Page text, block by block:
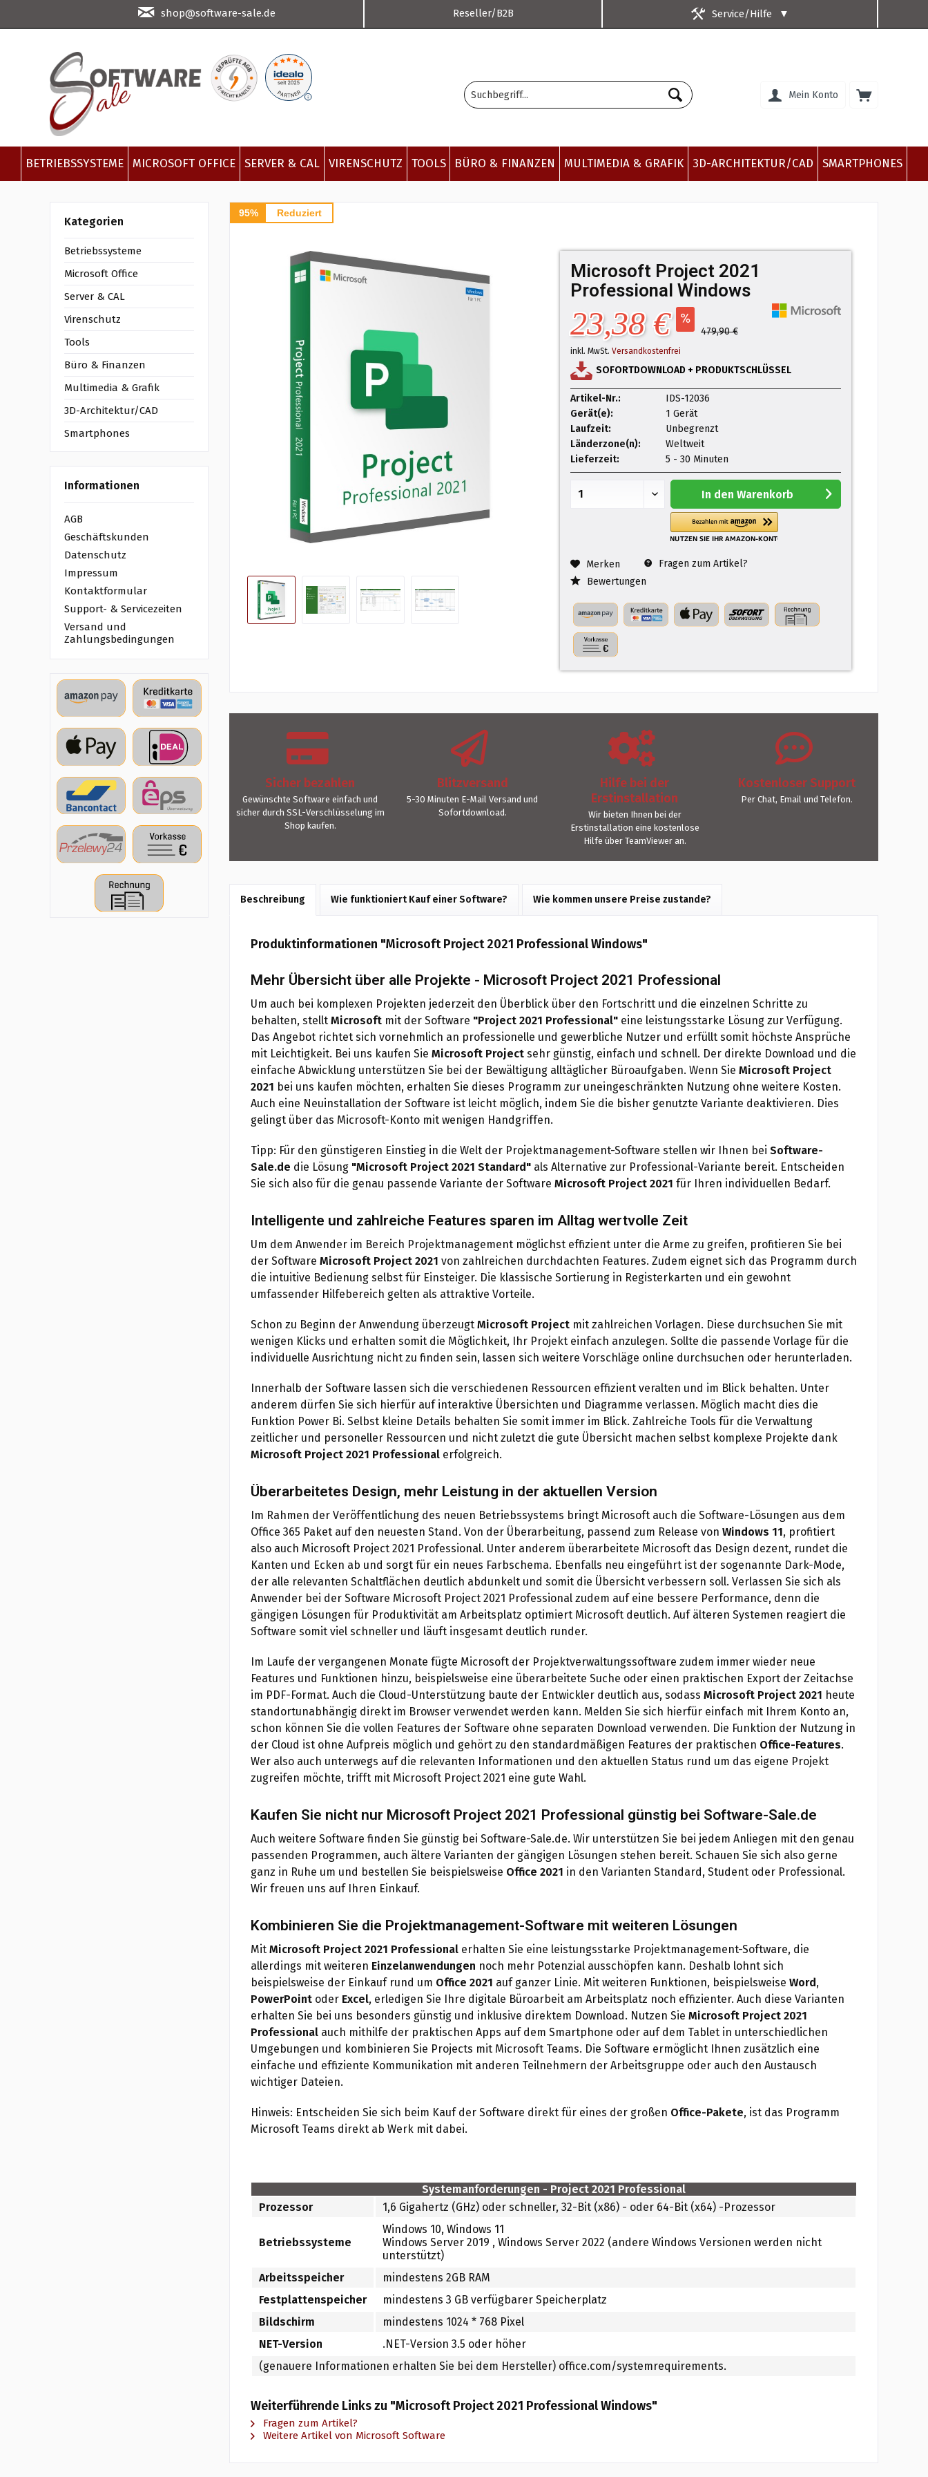
shop@software-sale.de Reseller/B2B Service/Hilfe ▼
Mein Konto
BETRIEBSSYSTEME MICROSOFT OFFICE SERVER & CAL VIRENSCHUTZ TOOLS BÜRO & FINANZEN MULTIMEDIA & GRAFIK 3D-ARCHITEKTUR/CAD SMARTPHONES
Kategorien
Betriebssysteme
Microsoft Office
Server & CAL
Virenschutz
Tools
Büro & Finanzen
Multimedia & Grafik
3D-Architektur/CAD
Smartphones
Informationen
AGB
Geschäftskunden
Datenschutz
Impressum
Kontaktformular
Support- & Servicezeiten
Versand und
Zahlungsbedingungen
95% Reduziert
Microsoft Project 2021
Professional Windows
23,38 € 479,90 €
inkl. MwSt. Versandkostenfrei
SOFORTDOWNLOAD + PRODUKTSCHLÜSSEL
Artikel-Nr.:
IDS-12036
Gerät(e):
1 Gerät
Laufzeit:
Unbegrenzt
Länderzone(n):
Weltweit
Lieferzeit:
5 - 30 Minuten
In den Warenkorb
Merken
Fragen zum Artikel?
Bewertungen
Sicher bezahlen
Gewünschte Software einfach und
sicher durch SSL-Verschlüsselung im
Shop kaufen.
Blitzversand
5-30 Minuten E-Mail Versand und
Sofortdownload.
Hilfe bei der
Erstinstallation
Wir bieten Ihnen bei der
Erstinstallation eine kostenlose
Hilfe über TeamViewer an.
Kostenloser Support
Per Chat, Email und Telefon.
Beschreibung Wie funktioniert Kauf einer Software? Wie kommen unsere Preise zustande?
Produktinformationen "Microsoft Project 2021 Professional Windows"
Mehr Übersicht über alle Projekte - Microsoft Project 2021 Professional
Um auch bei komplexen Projekten jederzeit den Überblick über den Fortschritt und die einzelnen Schritte zu
behalten, stellt Microsoft mit der Software "Project 2021 Professional" eine leistungsstarke Lösung zur Verfügung.
Das Angebot richtet sich vornehmlich an professionelle und gewerbliche Nutzer und erfüllt somit höchste Ansprüche
mit Leichtigkeit. Bei uns kaufen Sie Microsoft Project sehr günstig, einfach und schnell. Der direkte Download und die
einfache Abwicklung unterstützen Sie bei der Bewältigung alltäglicher Büroaufgaben. Wenn Sie Microsoft Project
2021 bei uns kaufen möchten, erhalten Sie dieses Programm zur uneingeschränkten Nutzung ohne weitere Kosten.
Auch eine Neuinstallation der Software ist leicht möglich, indem Sie die bisher genutzte Variante deaktivieren. Dies
gelingt über das Microsoft-Konto mit wenigen Handgriffen.
Tipp: Für den günstigeren Einstieg in die Welt der Projektmanagement-Software stellen wir Ihnen bei Software-
Sale.de die Lösung "Microsoft Project 2021 Standard" als Alternative zur Professional-Variante bereit. Entscheiden
Sie sich also für die genau passende Variante der Software Microsoft Project 2021 für Ihren individuellen Bedarf.
Intelligente und zahlreiche Features sparen im Alltag wertvolle Zeit
Um dem Anwender im Bereich Projektmanagement möglichst effizient unter die Arme zu greifen, profitieren Sie bei
der Software Microsoft Project 2021 von zahlreichen durchdachten Features. Zudem eignet sich das Programm durch
die intuitive Bedienung selbst für Einsteiger. Die klassische Sortierung in Registerkarten und ein gewohnt
umfassender Hilfebereich gelten als attraktive Vorteile.
Schon zu Beginn der Anwendung überzeugt Microsoft Project mit zahlreichen Vorlagen. Diese durchsuchen Sie mit
wenigen Klicks und erhalten somit die Möglichkeit, Ihr Projekt einfach anzulegen. Sollte die passende Vorlage für die
individuelle Ausrichtung nicht zu finden sein, lassen sich weitere Vorschläge online durchsuchen oder herunterladen.
Innerhalb der Software lassen sich die verschiedenen Ressourcen effizient veralten und im Blick behalten. Unter
anderem dürfen Sie sich hierfür auf interaktive Übersichten und Diagramme verlassen. Möglich macht dies die
Funktion Power Bi. Selbst kleine Details behalten Sie somit immer im Blick. Zahlreiche Tools für die Verwaltung
zeitlicher und personeller Ressourcen und nicht zuletzt die gute Übersicht machen selbst komplexe Projekte dank
Microsoft Project 2021 Professional erfolgreich.
Überarbeitetes Design, mehr Leistung in der aktuellen Version
Im Rahmen der Veröffentlichung des neuen Betriebssystems bringt Microsoft auch die Software-Lösungen aus dem
Office 365 Paket auf den neuesten Stand. Von der Überarbeitung, passend zum Release von Windows 11, profitiert
also auch Microsoft Project 2021 Professional. Unter anderem überarbeitete Microsoft das Design dezent, rundet die
Kanten und Ecken ab und sorgt für ein neues Farbschema. Ebenfalls neu eingeführt ist der sogenannte Dark-Mode,
der alle relevanten Schaltflächen deutlich abdunkelt und somit die Übersicht verbessern soll. Verlassen Sie sich als
Anwender bei der Software Microsoft Project 2021 Professional zudem auf eine bessere Performance, denn die
gängigen Lösungen für Produktivität am Arbeitsplatz optimiert Microsoft deutlich. Auf älteren Systemen reagiert die
Software somit viel schneller und läuft insgesamt deutlich runder.
Im Laufe der vergangenen Monate fügte Microsoft der Projektverwaltungssoftware zudem immer wieder neue
Features und Funktionen hinzu, beispielsweise eine überarbeitete Suche oder einen praktischen Export der Zeitachse
im PDF-Format. Auch die Cloud-Unterstützung baute der Entwickler deutlich aus, sodass Microsoft Project 2021 heute
standortunabhängig direkt im Browser verwendet werden kann. Melden Sie sich hierfür einfach mit Ihrem Konto an,
schon können Sie die vollen Features der Software ohne separaten Download verwenden. Die Funktion der Nutzung in
der Cloud ist ohne Aufpreis möglich und gehört zu den standardmäßigen Features der praktischen Office-Features.
Wer also auch unterwegs auf die relevanten Informationen und den aktuellen Status rund um das eigene Projekt
zugreifen möchte, trifft mit Microsoft Project 2021 eine gute Wahl.
Kaufen Sie nicht nur Microsoft Project 2021 Professional günstig bei Software-Sale.de
Auch weitere Software finden Sie günstig bei Software-Sale.de. Wir unterstützen Sie bei jedem Anliegen mit den genau
passenden Programmen, auch ältere Varianten der gängigen Lösungen stehen bereit. Schauen Sie sich also gerne
ganz in Ruhe um und bestellen Sie beispielsweise Office 2021 in den Varianten Standard, Student oder Professional.
Wir freuen uns auf Ihren Einkauf.
Kombinieren Sie die Projektmanagement-Software mit weiteren Lösungen
Mit Microsoft Project 2021 Professional erhalten Sie eine leistungsstarke Projektmanagement-Software, die
allerdings mit weiteren Einzelanwendungen noch mehr Potenzial ausschöpfen kann. Deshalb lohnt sich
beispielsweise der Einkauf rund um Office 2021 auf ganzer Linie. Mit weiteren Funktionen, beispielsweise Word ,
PowerPoint oder Excel, erledigen Sie Ihre digitale Büroarbeit am Arbeitsplatz noch effizienter. Auch diese Varianten
erhalten Sie bei uns besonders günstig und inklusive direktem Download. Nutzen Sie Microsoft Project 2021
Professional auch mithilfe der praktischen Apps auf dem Smartphone oder auf dem Tablet in unterschiedlichen
Umgebungen und kombinieren Sie Projects mit Microsoft Teams. Die Software ermöglicht Ihnen zusätzlich eine
einfache und effiziente Kommunikation mit anderen Teilnehmern der Arbeitsgruppe oder auch den Austausch
wichtiger Dateien.
Hinweis: Entscheiden Sie sich beim Kauf der Software direkt für eines der großen Office-Pakete, ist das Programm
Microsoft Teams direkt ab Werk mit dabei.
Systemanforderungen - Project 2021 Professional
Prozessor
1,6 Gigahertz (GHz) oder schneller, 32-Bit (x86) - oder 64-Bit (x64) -Prozessor
Betriebssysteme
Windows 10, Windows 11
Windows Server 2019 , Windows Server 2022 (andere Windows Versionen werden nicht
unterstützt)
Arbeitsspeicher
mindestens 2GB RAM
Festplattenspeicher
mindestens 3 GB verfügbarer Speicherplatz
Bildschirm
mindestens 1024 * 768 Pixel
NET-Version
.NET-Version 3.5 oder höher
(genauere Informationen erhalten Sie bei dem Hersteller) office.com/systemrequirements.
Weiterführende Links zu "Microsoft Project 2021 Professional Windows"
Fragen zum Artikel?
Weitere Artikel von Microsoft Software